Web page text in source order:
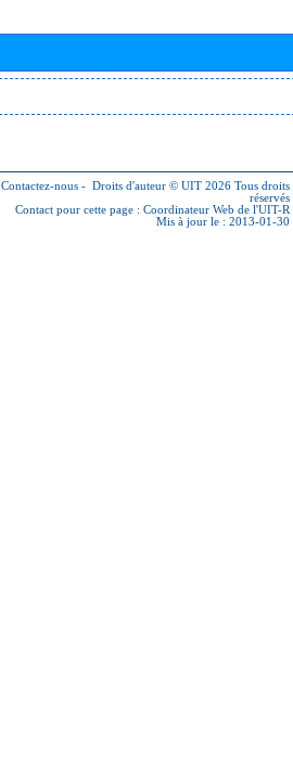
Contactez-nous - Droits d'auteur © UIT 2026 Tous droits
réservés
Contact pour cette page : Coordinateur Web de l'UIT-R
Mis à jour le : 2013-01-30